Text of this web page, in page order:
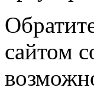
сайтом